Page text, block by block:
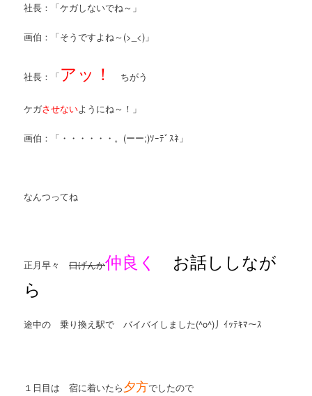
社長：「ケガしないでね～」
画伯：「そうですよね～(>_<)」
社長：「アッ！ ちがう
ケガさせないようにね～！」
画伯：「・・・・・・。(ーー;)ｿｰﾃﾞｽﾈ」
なんつってね
正月早々口げんか仲良く お話ししなが
ら
途中の 乗り換え駅で バイバイしました(^o^)丿ｲｯﾃｷﾏ～ｽ
１日目は 宿に着いたら夕方でしたので